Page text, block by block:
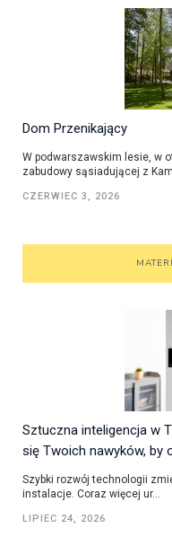
Dom Przenikający
W podwarszawskim lesie, w
zabudowy sąsiadującej z
CZERWIEC 3, 2026
Sztuczna inteligencja w
się Twoich nawyków, by
Szybki rozwój technologii
instalacje. Coraz więcej ur...
LIPIEC 24, 2026